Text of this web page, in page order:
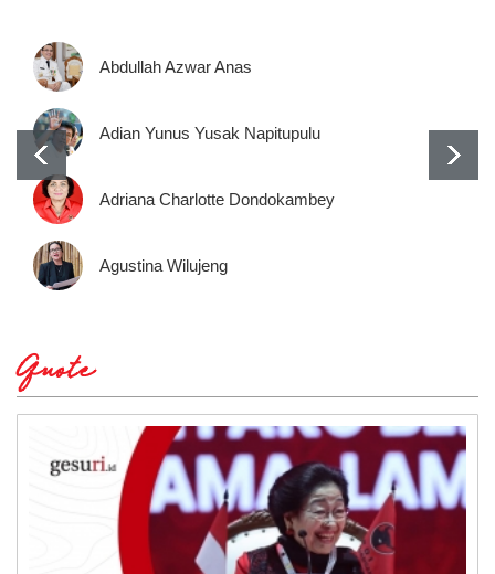
Abdullah Azwar Anas
Adian Yunus Yusak Napitupulu
Adriana Charlotte Dondokambey
Agustina Wilujeng
Quote